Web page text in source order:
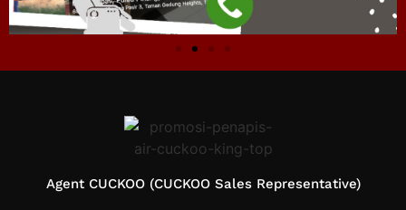
Agent CUCKOO (CUCKOO Sales Representative)